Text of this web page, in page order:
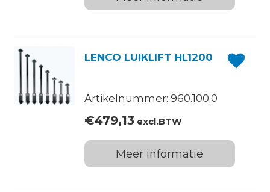
LENCO LUIKLIFT HL1200
Artikelnummer: 960.100.0
€479,13excl.BTW
Meer informatie